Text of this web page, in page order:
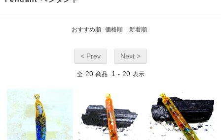
おすすめ順 価格順 新着順
< Prev Next >
全 20 商品 1 - 20 表示